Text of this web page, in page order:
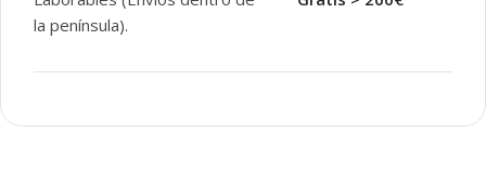
la península).